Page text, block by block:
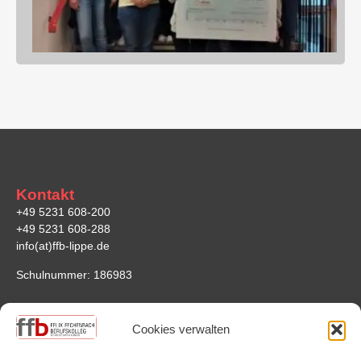
Cookies verwalten
Kontakt
+49 5231 608-200
+49 5231 608-288
info(at)ffb-lippe.de
Schulnummer: 186983
Anfahrt
Felix-Fechenbach-Berufskolleg